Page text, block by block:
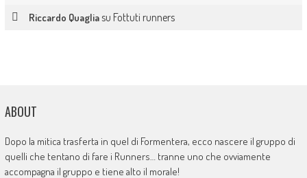
Riccardo Quagliasu Fottuti runners
ABOUT
Dopo la mitica trasferta in quel di Formentera, ecco nascere il gruppo di
quelli che tentano di fare i Runners… tranne uno che ovviamente
accompagna il gruppo e tiene alto il morale!